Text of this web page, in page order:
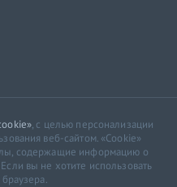
, с целью персонализации
веб-сайтом. «Cookie»
содержащие информацию о
вы не хотите использовать